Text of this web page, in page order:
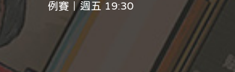
例賽｜週五 19:30